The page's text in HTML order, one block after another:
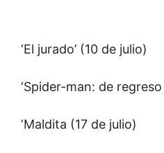
‘El jurado’ (10 de julio)
‘Spider-man: de regreso
‘Maldita (17 de julio)